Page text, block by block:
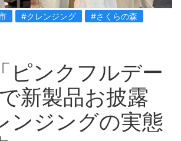
#クレンジング
#さくらの森
ピンクフルデー
新製品お披露
ンジングの実態